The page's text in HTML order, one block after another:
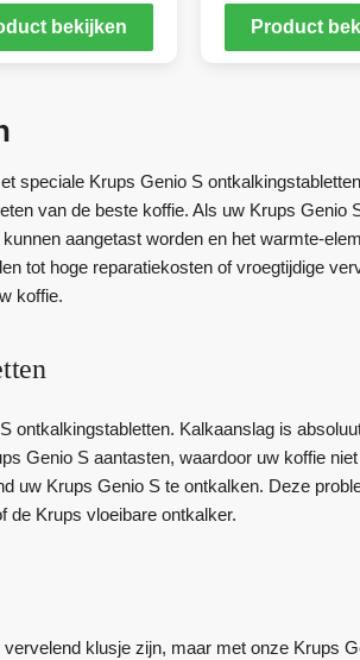
bekijken
Product
speciale Krups Genio S
van de beste koffie. Als uw Krups Genio
aangetast worden en het warmte-
tot hoge reparatiekosten of vroegtijdige
koffie.
ontkalkingstabletten. Kalkaanslag is
Genio S aantasten, waardoor uw koffie
uw Krups Genio S te ontkalken. Deze
de Krups vloeibare ontkalker.
klusje zijn, maar met onze Krups